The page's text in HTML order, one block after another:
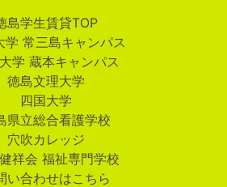
島学生賃貸TOP
学 常三島キャンパス
学 蔵本キャンパス
徳島文理大学
四国大学
県立総合看護学校
穴吹カレッジ
祥会 福祉専門学校
い合わせはこちら